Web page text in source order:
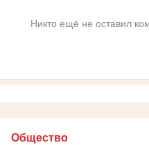
Никто ещё не оставил
Общество